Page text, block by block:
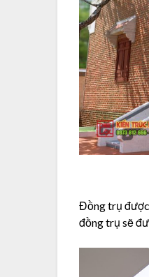
Đồng trụ được
đồng trụ sẽ